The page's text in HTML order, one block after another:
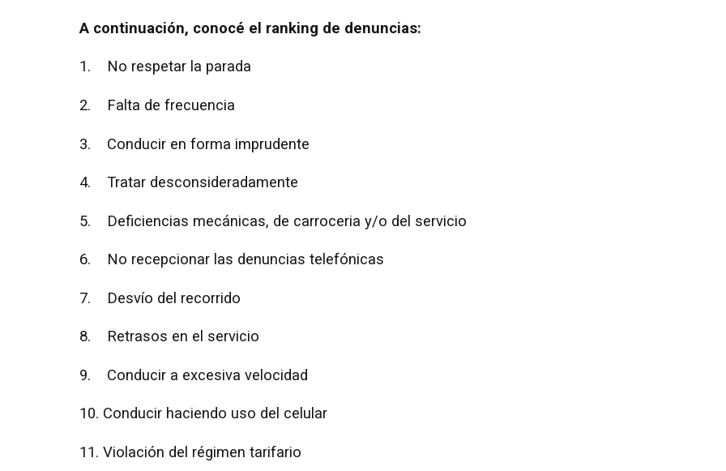
A continuación, conocé el ranking de denuncias:
1. No respetar la parada
2. Falta de frecuencia
3. Conducir en forma imprudente
4. Tratar desconsideradamente
5. Deficiencias mecánicas, de carroceria y/o del servicio
6. No recepcionar las denuncias telefónicas
7. Desvío del recorrido
8. Retrasos en el servicio
9. Conducir a excesiva velocidad
10. Conducir haciendo uso del celular
11. Violación del régimen tarifario